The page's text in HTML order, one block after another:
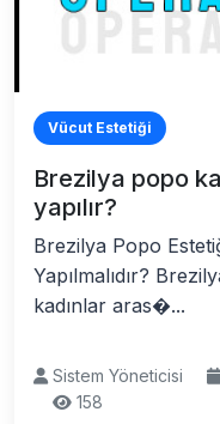
Vücut Estetiği
Brezilya popo
yapılır?
Brezilya Popo
Yapılmalıdır?
kadınlar aras�...
Sistem Yöneticisi
158